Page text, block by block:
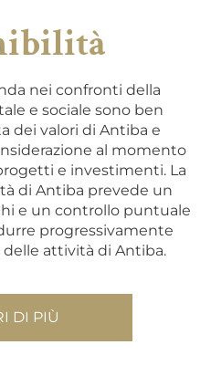
nei confronti della
e sociale sono ben
dei valori di Antiba e
al momento
e investimenti. La
di Antiba prevede un
e un controllo puntuale
progressivamente
delle attività di Antiba.
DI PIÙ